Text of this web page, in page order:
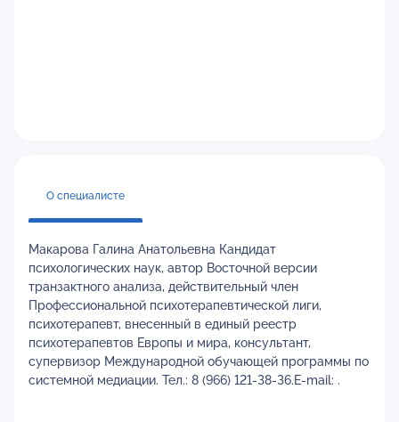
О специалисте
Макарова Галина Анатольевна Кандидат
психологических наук, автор Восточной версии
транзактного анализа, действительный член
Профессиональной психотерапевтической лиги,
психотерапевт, внесенный в единый реестр
психотерапевтов Европы и мира, консультант,
супервизор Международной обучающей программы по
системной медиации. Тел.: 8 (966) 121-З8-З6.E-mail: .